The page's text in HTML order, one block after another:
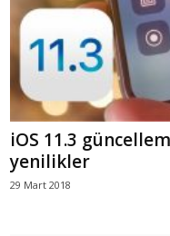
iOS 11.3
yenilikler
29 Mart 2018